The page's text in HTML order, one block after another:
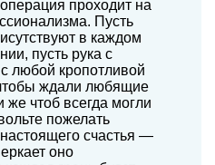
проходит на
Пусть
в каждом
пусть рука с
любой кропотливой
ждали любящие
же чтоб всегда могли
пожелать
счастья —
оно